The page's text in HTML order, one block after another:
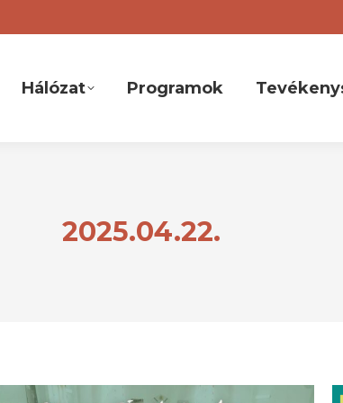
Hálózat Programok
2025.04.22.